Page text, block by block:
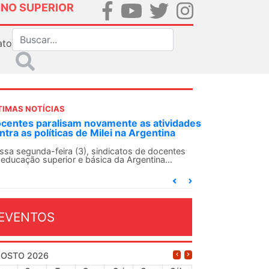
SUPERIOR
NOTÍCIAS
SN convoca docentes para Dia de
Internacionalista com Cuba em
de agosto
SN conclama suas seções sindicais e o